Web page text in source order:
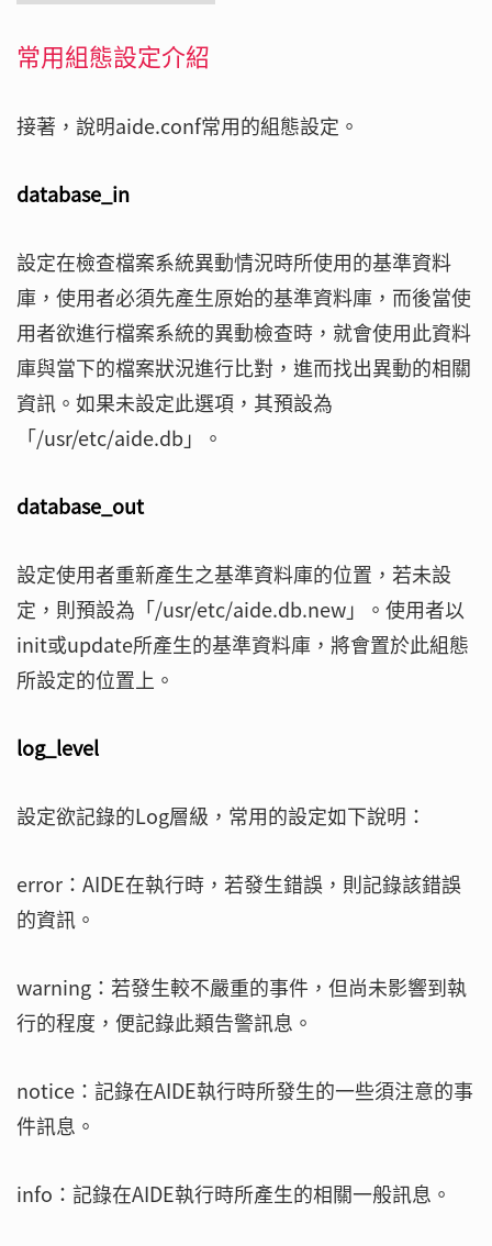
常用組態設定介紹
接著，說明aide.conf常用的組態設定。
database_in
設定在檢查檔案系統異動情況時所使用的基準資料
庫，使用者必須先產生原始的基準資料庫，而後當使
用者欲進行檔案系統的異動檢查時，就會使用此資料
庫與當下的檔案狀況進行比對，進而找出異動的相關
資訊。如果未設定此選項，其預設為
「/usr/etc/aide.db」。
database_out
設定使用者重新產生之基準資料庫的位置，若未設
定，則預設為「/usr/etc/aide.db.new」。使用者以
init或update所產生的基準資料庫，將會置於此組態
所設定的位置上。
log_level
設定欲記錄的Log層級，常用的設定如下說明：
error：AIDE在執行時，若發生錯誤，則記錄該錯誤
的資訊。
warning：若發生較不嚴重的事件，但尚未影響到執
行的程度，便記錄此類告警訊息。
notice：記錄在AIDE執行時所發生的一些須注意的事
件訊息。
info：記錄在AIDE執行時所產生的相關一般訊息。